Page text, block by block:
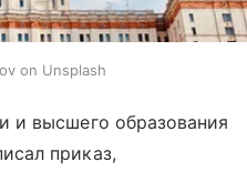
on Unsplash
и высшего образования
приказ,